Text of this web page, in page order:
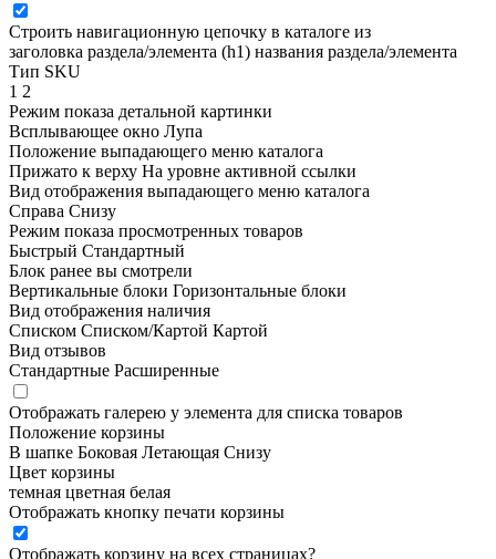
Строить навигационную цепочку в каталоге из
заголовка раздела/элемента (h1) названия раздела/элемента
Тип SKU
1 2
Режим показа детальной картинки
Всплывающее окно Лупа
Положение выпадающего меню каталога
Прижато к верху На уровне активной ссылки
Вид отображения выпадающего меню каталога
Справа Снизу
Режим показа просмотренных товаров
Быстрый Стандартный
Блок ранее вы смотрели
Вертикальные блоки Горизонтальные блоки
Вид отображения наличия
Списком Списком/Картой Картой
Вид отзывов
Стандартные Расширенные
Отображать галерею у элемента для списка товаров
Положение корзины
В шапке Боковая Летающая Снизу
Цвет корзины
темная цветная белая
Отображать кнопку печати корзины
Отображать корзину на всех страницах?